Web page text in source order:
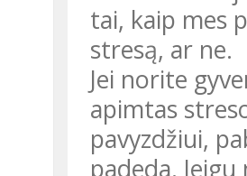
tai, kaip mes
stresą, ar ne.
Jei norite
apimtas
pavyzdžiui,
padeda.